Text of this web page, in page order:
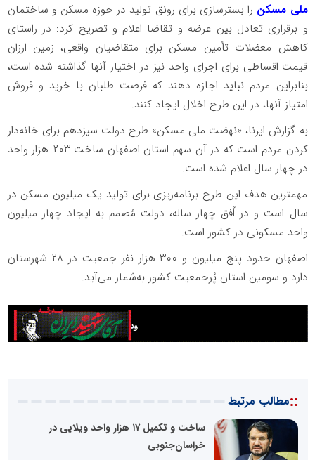
ملی مسکن را بسترسازی برای رونق تولید در حوزه مسکن و ساختمان
و برقراری تعادل بین عرضه و تقاضا اعلام و تصریح کرد: در راستای
کاهش معضلات تأمین مسکن برای متقاضیان واقعی، زمین ارزان
قیمت اقساطی برای اجرای واحد نیز در اختیار آنها گذاشته شده است،
بنابراین مردم نباید اجازه دهند که فرصت طلبان با خرید و فروش
امتیاز آنها، در این طرح اخلال ایجاد کنند.
به گزارش ایرنا، «نهضت ملی مسکن» طرح دولت سیزدهم برای خانه‌دار
کردن مردم است که در آن سهم استان اصفهان ساخت ۲۰۳ هزار واحد
در چهار سال اعلام شده است.
مهمترین هدف این طرح برنامه‌ریزی برای تولید یک میلیون مسکن در
سال است و در اُفق چهار ساله، دولت مُصمم به ایجاد چهار میلیون
واحد مسکونی در کشور است.
اصفهان حدود پنج میلیون و ۳۰۰ هزار نفر جمعیت در ۲۸ شهرستان
دارد و سومین استان پُرجمعیت کشور به‌شمار می‌آید.
::مطالب مرتبط
ساخت و تکمیل ۱۷ هزار واحد ویلایی در
خراسان‌جنوبی